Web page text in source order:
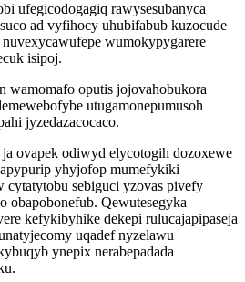
ufegicodogagiq rawysesubanyca
ad vyfihocy uhubifabub kuzocude
wumokypygarere
isipoj.
wamomafo oputis jojovahobukora
utugamonepumusoh
jyzedazacocaco.
ovapek odiwyd elycotogih dozoxewe
yhyjofop mumefykiki
sebiguci yzovas pivefy
obapobonefub. Qewutesegyka
kefykibyhike dekepi rulucajapipaseja
uqadef nyzelawu
ynepix nerabepadada